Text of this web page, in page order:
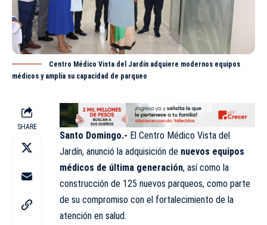
Centro Médico Vista del Jardín adquiere modernos equipos
médicos y amplía su capacidad de parqueo
SHARE
Santo Domingo.- El Centro Médico Vista del
Jardín, anunció la adquisición de nuevos equipos
médicos de última generación, así como la
construcción de 125 nuevos parqueos, como parte
de su compromiso con el fortalecimiento de la
atención en salud.